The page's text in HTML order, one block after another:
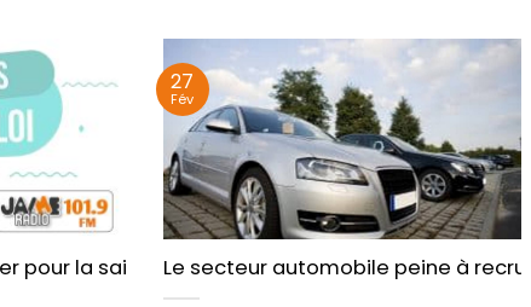
pour la saison estivale ?Le secteur automobile peine à
27
Fév